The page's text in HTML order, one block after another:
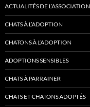
ACTUALITÉS DE L’ASSOCIATION
CHATS À L’ADOPTION
CHATONS À L’ADOPTION
ADOPTIONS SENSIBLES
CHATS À PARRAINER
CHATS ET CHATONS ADOPTÉS